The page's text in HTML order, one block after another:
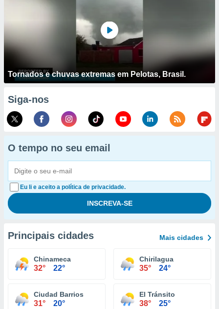
Tornados e chuvas extremas em Pelotas, Brasil.
Siga-nos
O tempo no seu email
Eu li e aceito a política de privacidade.
Principais cidades Mais cidades
Chinameca
32° 22°
Chirilagua
35° 24°
Ciudad Barrios
31° 20°
El Tránsito
38° 25°